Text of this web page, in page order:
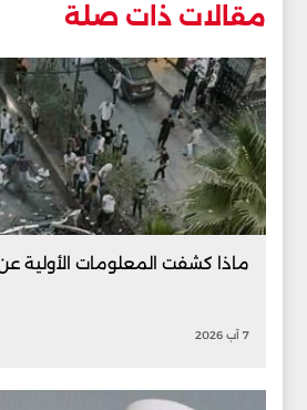
مقالات ذات صلة
ماذا كشفت المعلومات الأولية عن
7 آب 2026